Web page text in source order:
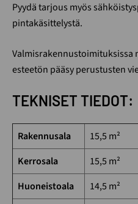
Pyydä tarjous myös
pintakäsittelystä.
Valmisrakennustoimituksissa
esteetön pääsy perustusten
TEKNISET TIEDOT:
Rakennusala
15,5 m²
Kerrosala
15,5 m²
Huoneistoala
14,5 m²